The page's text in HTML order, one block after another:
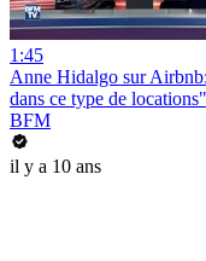
1:45
Anne Hidalgo sur
dans ce type de locations"
BFM
il y a 10 ans